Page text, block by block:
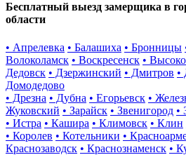
Бесплатный выезд замерщика в
области
• Апрелевка • Балашиха • Бронницы
Волоколамск • Воскресенск •
Дедовск • Дзержинский • Дмитров •
Домодедово
• Дрезна • Дубна • Егорьевск •
Жуковский • Зарайск • Звенигород •
• Истра • Кашира • Климовск • Клин
• Королев • Котельники •
Краснозаводск • Краснознаменск •